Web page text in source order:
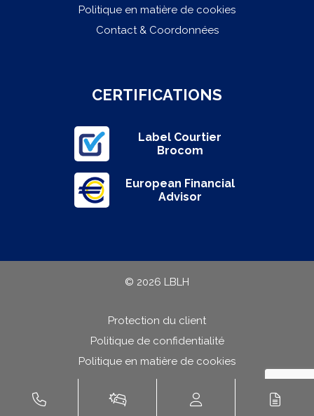
Politique en matière de cookies
Contact & Coordonnées
CERTIFICATIONS
Label Courtier
Brocom
European Financial
Advisor
© 2026 LBLH
Protection du client
Politique de confidentialité
Politique en matière de cookies